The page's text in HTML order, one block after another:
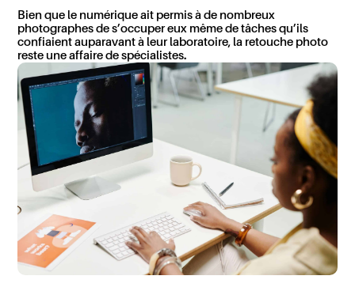
Bien que le numérique ait permis àde nombreux
photographesde s’occuper eux même de tâches qu’ils
confiaient auparavant à leur laboratoire, la retouche photo
reste une affaire de spécialistes.